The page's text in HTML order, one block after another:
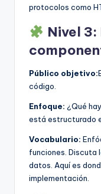
protocolos como
Nivel
Público objetivo:
código.
Enfoque: ¿Qué
está estructurado
Vocabulario:
funciones. Discuta
datos. Aquí es
implementación.